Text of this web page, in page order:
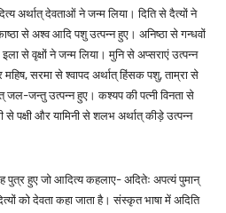
अर्थात् देवताओं ने जन्म लिया। दिति से दैत्यों ने
से अश्व आदि पशु उत्पन्न हुए। अनिष्ठा से गन्धवों
से वृक्षों ने जन्म लिया। मुनि से अप्सराएं उत्पन्न
सरमा से श्वापद अर्थात् हिंसक पशु, ताम्रा से
जल-जन्तु उत्पन्न हुए। कश्यप की पत्नी विनता से
और यामिनी से शलभ अर्थात् कीड़े उत्पन्न
पुत्र हुए जो आदित्य कहलाए- अदितेः अपत्यं पुमान्
को देवता कहा जाता है। संस्कृत भाषा में अदिति